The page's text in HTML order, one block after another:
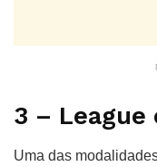
3 – League
Uma das